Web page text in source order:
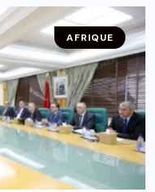
AFRIQUE